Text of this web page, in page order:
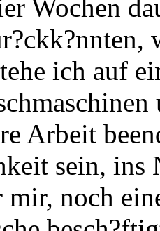
Wochen
ich auf
Arbeit
sein, ins
noch